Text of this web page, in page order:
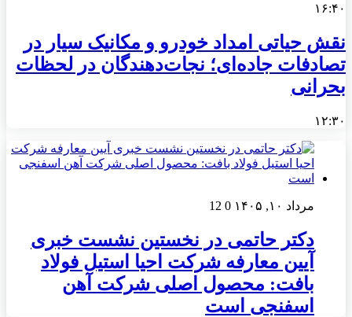
۱۶:۴۰
نقش حیاتی امداد خودرو و مکانیک سیار در
تصادفات جاده‌ای؛ نجات‌دهندگان در لحظات
بحرانی
۱۲:۳۰
مرداد ۱۰, ۱۴۰۵ 0
12
دکتر حاتمی در نخستین نشست خبری
آیین معارفه شرکت احیا استیل فولاد
بافت: محصول اصلی شرکت آهن
اسفنجی است